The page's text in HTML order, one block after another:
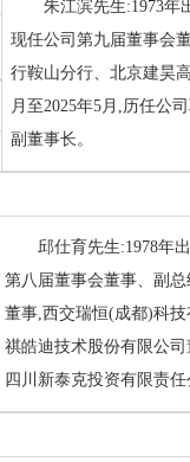
朱江滨先生:1973年
现任公司第九届董事会
行鞍山分行、北京建昊
月至2025年5月,历任公
副董事长。
邱仕育先生:1978年
第八届董事会董事、副
董事,西交瑞恒(成都)科
祺皓迪技术股份有限公
四川新泰克投资有限责